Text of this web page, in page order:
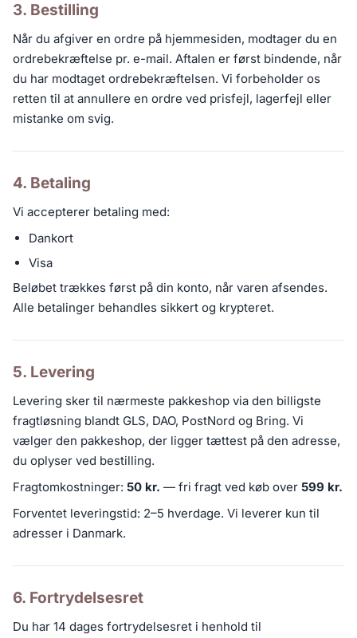
3. Bestilling
Når du afgiver en ordre på hjemmesiden, modtager du en
ordrebekræftelse pr. e-mail. Aftalen er først bindende, når
du har modtaget ordrebekræftelsen. Vi forbeholder os
retten til at annullere en ordre ved prisfejl, lagerfejl eller
mistanke om svig.
4. Betaling
Vi accepterer betaling med:
Dankort
Visa
Beløbet trækkes først på din konto, når varen afsendes.
Alle betalinger behandles sikkert og krypteret.
5. Levering
Levering sker til nærmeste pakkeshop via den billigste
fragtløsning blandt GLS, DAO, PostNord og Bring. Vi
vælger den pakkeshop, der ligger tættest på den adresse,
du oplyser ved bestilling.
Fragtomkostninger: 50 kr. — fri fragt ved køb over 599 kr.
Forventet leveringstid: 2–5 hverdage. Vi leverer kun til
adresser i Danmark.
6. Fortrydelsesret
Du har 14 dages fortrydelsesret i henhold til